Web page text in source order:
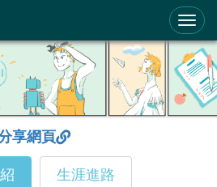
才輔助系統
享網頁
生涯進路